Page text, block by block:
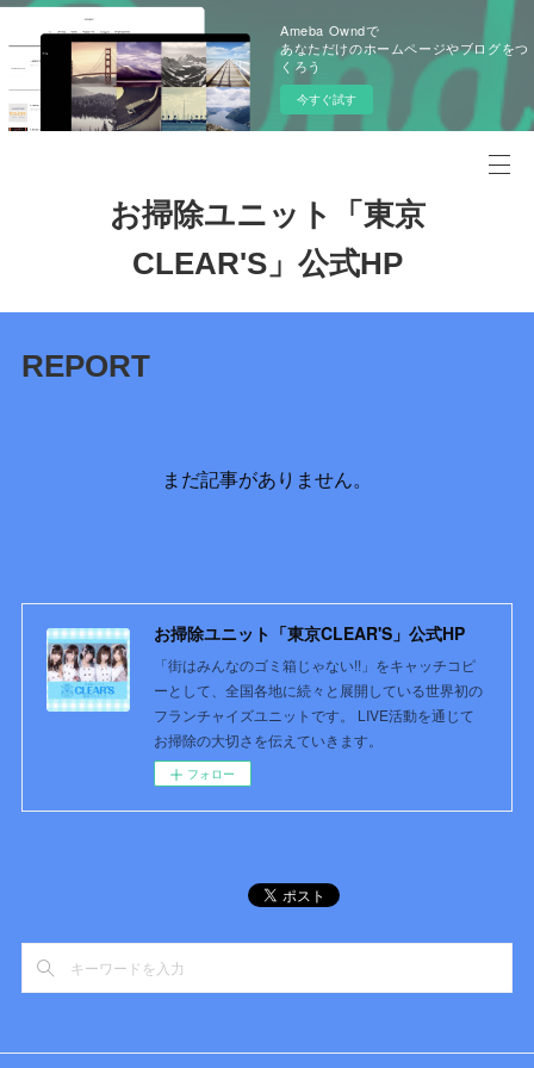
Ameba Owndで
あなただけのホームページやブログをつ
くろう
今すぐ試す
お掃除ユニット「東京
CLEAR'S」公式HP
REPORT
まだ記事がありません。
お掃除ユニット「東京CLEAR'S」公式HP
「街はみんなのゴミ箱じゃない!!」をキャッチコピ
ーとして、全国各地に続々と展開している世界初の
フランチャイズユニットです。 LIVE活動を通じて
お掃除の大切さを伝えていきます。
フォロー